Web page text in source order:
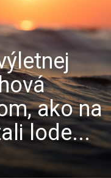
ako na
lode...